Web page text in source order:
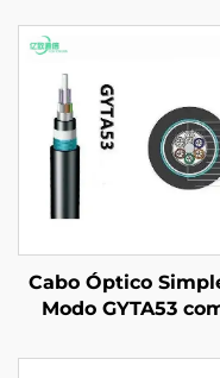
Cabo Óptico
Modo GYTA53